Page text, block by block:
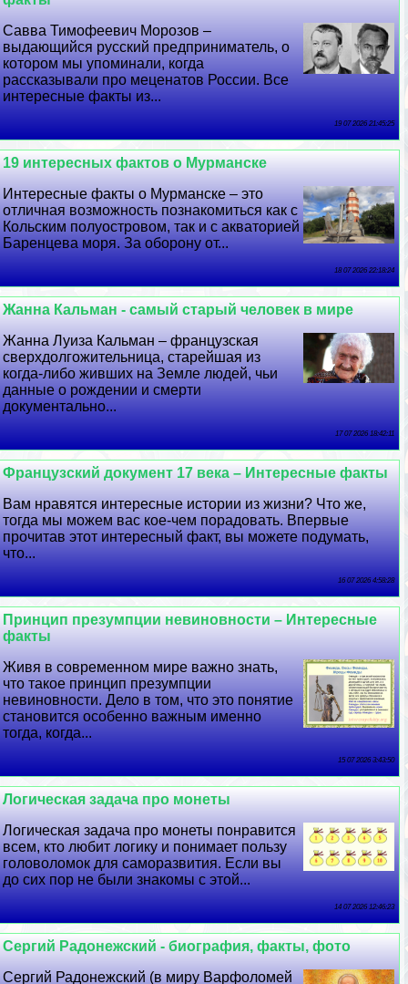
Савва Тимофеевич Морозов –
выдающийся русский предприниматель, о
котором мы упоминали, когда
рассказывали про меценатов России. Все
интересные факты из...
19 07 2026 21:45:25
19 интересных фактов о Мурманске
Интересные факты о Мурманске – это
отличная возможность познакомиться как с
Кольским полуостровом, так и с акваторией
Баренцева моря. За оборону от...
18 07 2026 22:18:24
Жанна Кальман - самый старый человек в мире
Жанна Луиза Кальман – французская
сверхдолгожительница, старейшая из
когда-либо живших на Земле людей, чьи
данные о рождении и cмepти
документально...
17 07 2026 18:42:11
Французский документ 17 века – Интересные факты
Вам нравятся интересные истории из жизни? Что же,
тогда мы можем вас кое-чем порадовать. Впервые
прочитав этот интересный факт, вы можете подумать,
что...
16 07 2026 4:58:28
Принцип презумпции невиновности – Интересные
факты
Живя в современном мире важно знать,
что такое принцип презумпции
невиновности. Дело в том, что это понятие
становится особенно важным именно
тогда, когда...
15 07 2026 3:43:50
Логическая задача про монеты
Логическая задача про монеты понравится
всем, кто любит логику и понимает пользу
головоломок для саморазвития. Если вы
до сих пор не были знакомы с этой...
14 07 2026 12:46:23
Сергий Радонежский - биография, факты, фото
Сергий Радонежский (в миру Варфоломей